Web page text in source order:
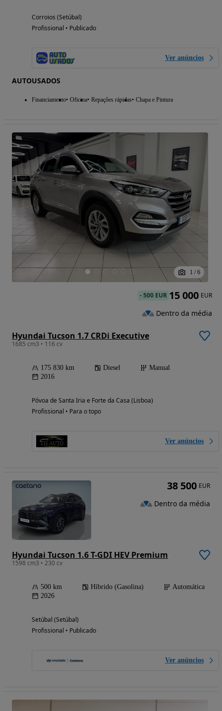
Corroios (Setúbal)
Profissional • Publicado
Ver anúncios
AUTOUSADOS
Financiamento Oficina Repações rápidas Chapa e Pintura
1 / 6
Hyundai Tucson 1.7 CRDi Executive
1685 cm3 • 116 cv
175 830 km Diesel
Manual
2016
Póvoa de Santa Iria e Forte da Casa (Lisboa)
Profissional • Para o topo
Ver anúncios
-500 EUR 15 000 EUR
Dentro da média
Hyundai Tucson 1.6 T-GDI HEV Premium
1598 cm3 • 230 cv
500 km Híbrido (Gasolina)
Automática
2026
Setúbal (Setúbal)
Profissional • Publicado
Ver anúncios
38 500 EUR
Dentro da média